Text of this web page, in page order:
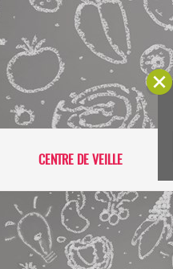
CENTRE DE VEILLE